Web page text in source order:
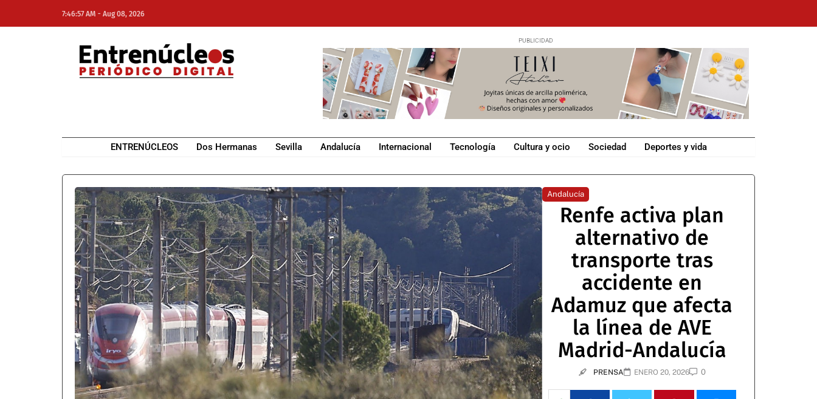
7:46:57 AM - Aug 08, 2026
ENTRENÚCLEOS Dos Hermanas Sevilla Andalucía Internacional Tecnología Cultura y ocio Sociedad Deportes y vida
Andalucía
Renfe activa plan
alternativo de
transporte tras
accidente en
Adamuz que afecta
la línea de AVE
Madrid-Andalucía
PRENSA ENERO 20, 2026 0